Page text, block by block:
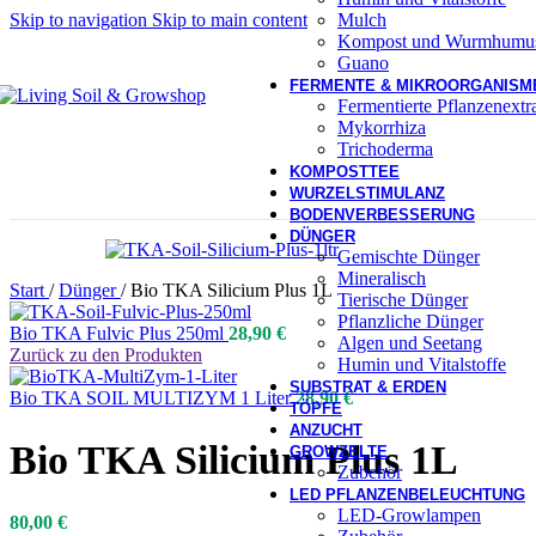
Skip to navigation Skip to main content
Mulch
Kompost und
Guano
FERMENTE &
Fermentierte
Mykorrhiza
Trichoderma
KOMPOSTTEE
WURZELSTIMULANZ
BODENVERBESSERUNG
DÜNGER
Gemischte Dünger
Mineralisch
Tierische Dünger
Pflanzliche Dünger
Algen und Seetang
Humin und Vitalstoffe
SUBSTRAT & ERDEN
TÖPFE
ANZUCHT
GROWZELTE
Zubehör
LED PFLANZENBELEUCHTUNG
LED-Growlampen
Start / Dünger/ Bio TKA Silicium Plus 1L
Bio TKA Fulvic Plus 250ml 28,90 €
Zurück zu den Produkten
Bio TKA SOIL MULTIZYM 1 Liter28,90€
Bio TKA Silicium Plus 1L
80,00 €